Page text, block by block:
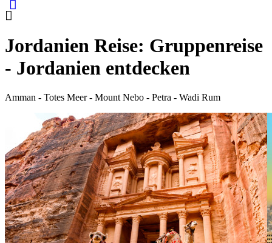
Jordanien Reise: Gruppenreise
- Jordanien entdecken
Amman - Totes Meer - Mount Nebo - Petra - Wadi Rum